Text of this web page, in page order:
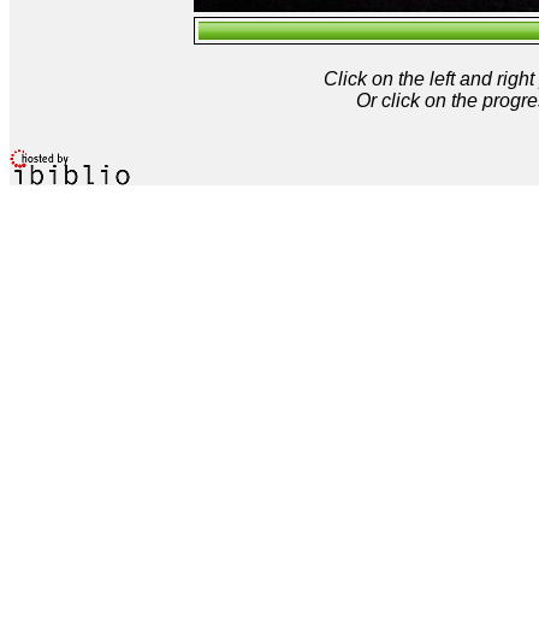
Click on the left and
Or click on the